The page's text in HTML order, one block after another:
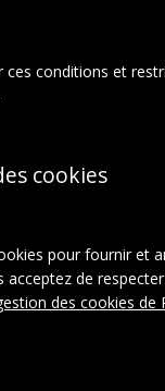
conditions et
cookies
pour fournir et
acceptez de
des cookies de